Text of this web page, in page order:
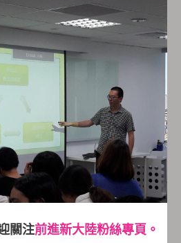
關注前進新大陸粉絲專頁。